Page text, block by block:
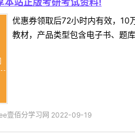
优惠券领取后72小时内有效，10
教材，产品类型包含电子书、题
壹佰分学习网 2022-09-19